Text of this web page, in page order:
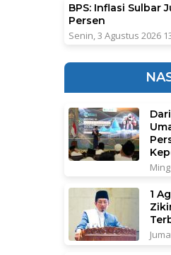
BPS: Inflasi Sulbar
Persen
Senin, 3 Agustus 2026
1